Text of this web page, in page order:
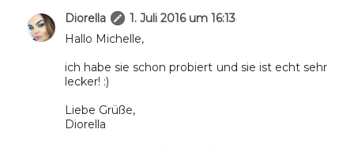
Diorella
1. Juli 2016 um 16:13
Hallo Michelle,
ich habe sie schon probiert und sie ist echt sehr
lecker! :)
Liebe Grüße,
Diorella